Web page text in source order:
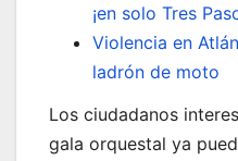
¡en solo Tres
Violencia en
ladrón de moto
Los ciudadanos
gala orquestal ya